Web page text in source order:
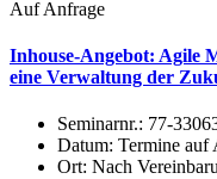
Auf Anfrage
Inhouse-Angebot: Agile
eine Verwaltung der
Seminarnr.: 77-
Datum: Termine auf
Ort: Nach